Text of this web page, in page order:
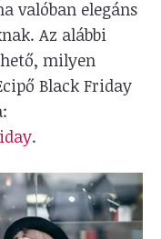
valóban elegáns
Az alábbi
milyen
Black Friday
.